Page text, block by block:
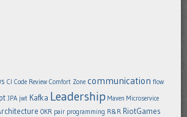
CI Code Review Comfort Zone communication flow
JPA jwt Kafka Leadership Maven Microservice
OKR pair programming R&R RiotGames